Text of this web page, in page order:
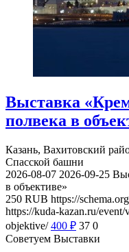
Выставка
полвека в
Казань, Вахитовский
Спасской башни
2026-08-07 2026-09-25
в объективе»
250 RUB https://
https://kuda-kazan.ru/
objektive/ 400 ₽ 37 0
Советуем Выставки